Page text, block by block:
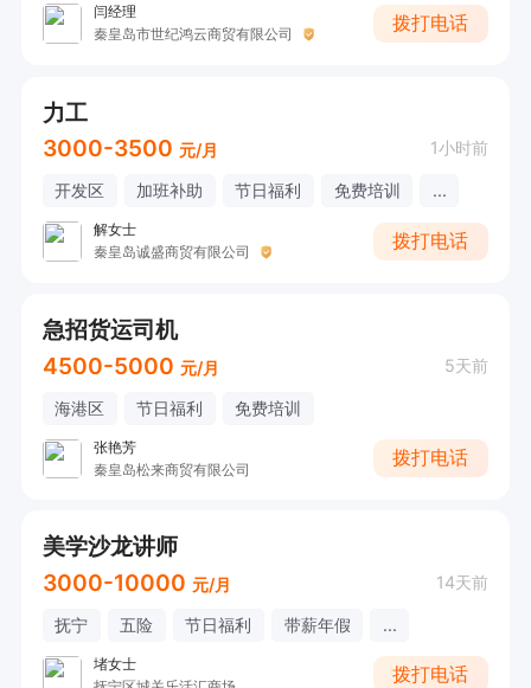
闫经理
秦皇岛市世纪鸿云商贸有限公司
拨打电话
力工
3000-3500 元/月 1小时前
开发区 加班补助 节日福利 免费培训 ...
解女士
秦皇岛诚盛商贸有限公司
拨打电话
急招货运司机
4500-5000 元/月 5天前
海港区 节日福利 免费培训
张艳芳
秦皇岛松来商贸有限公司
拨打电话
美学沙龙讲师
3000-10000 元/月 14天前
抚宁 五险 节日福利 带薪年假 ...
堵女士
拨打电话